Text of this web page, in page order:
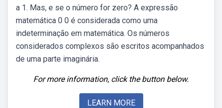
a 1. Mas, e se o número for zero? A expressão
matemática 0 0 é considerada como uma
indeterminação em matemática. Os números
considerados complexos são escritos acompanhados
de uma parte imaginária.
For more information, click the button below.
LEARN MORE